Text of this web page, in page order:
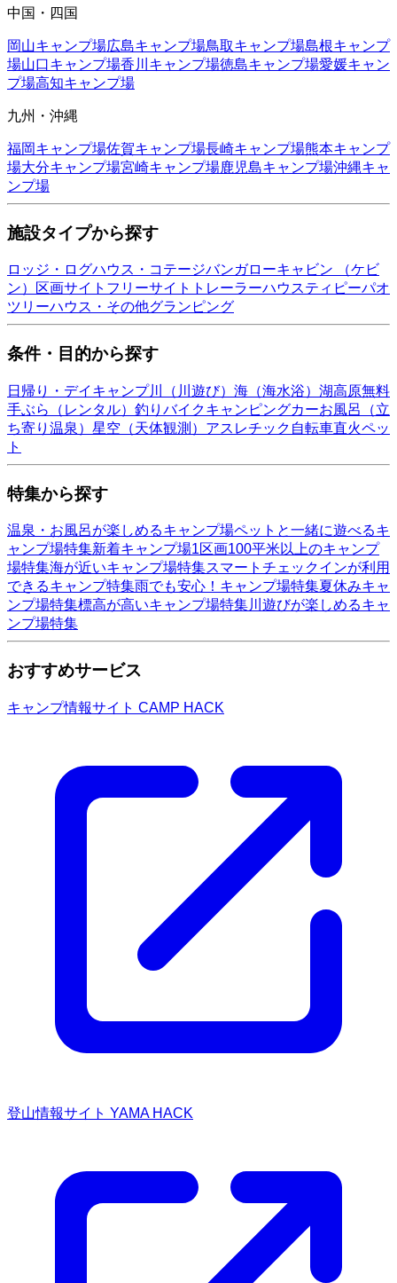
中国・四国
岡山キャンプ場広島キャンプ場鳥取キャンプ場島根キャンプ
場山口キャンプ場香川 キャンプ場徳島キャンプ場愛媛キャン
プ場高知キャンプ場
九州・沖縄
福岡キャンプ場佐賀キャンプ場長崎キャンプ場熊本キャンプ
場大分キャンプ場宮崎キャンプ場鹿児島キャンプ場沖縄キャ
ンプ場
施設タイプから探す
ロッジ・ログハウス・コテージバンガローキャビン （ケビ
ン）
区画サイト フリーサイト トレーラーハウスティピーパオ
ツリーハウス・その他グランピング
条件・目的から探す
日帰り・デイキャンプ川（川遊び） 海（海水浴） 湖高原無料
手ぶら（レンタル） 釣り バイクキャンピングカーお風呂（立
ち寄り温泉） 星空（天体観測） アスレチック 自転車直火ペッ
ト
特集から探す
温泉・お風呂が楽しめるキャンプ場ペットと一緒に遊べるキ
ャンプ場特集新着キャンプ場1区画100平米以上のキャンプ
場特集海が近いキャンプ場特集スマートチェックインが利用
できるキャンプ特集雨でも安心！キャンプ場特集夏休みキャ
ンプ場特集標高が高いキャンプ場特集川遊びが楽しめるキャ
ンプ場特集
おすすめサービス
キャンプ情報サイト CAMP HACK
登山情報サイト YAMA HACK